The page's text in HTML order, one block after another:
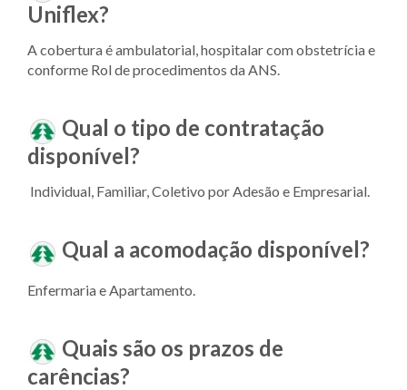
Uniflex?
A cobertura é ambulatorial, hospitalar com obstetrícia e
conforme Rol de procedimentos da ANS.
Qual o tipo de contratação
disponível?
Individual, Familiar, Coletivo por Adesão e Empresarial.
Qual a acomodação disponível?
Enfermaria e Apartamento.
Quais são os prazos de
carências?